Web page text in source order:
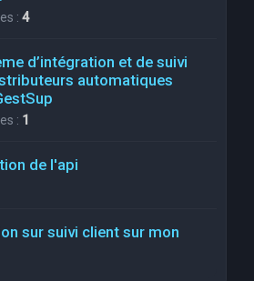
: 4
d’intégration et de suivi
automatiques
: 1
de l'api
sur suivi client sur mon